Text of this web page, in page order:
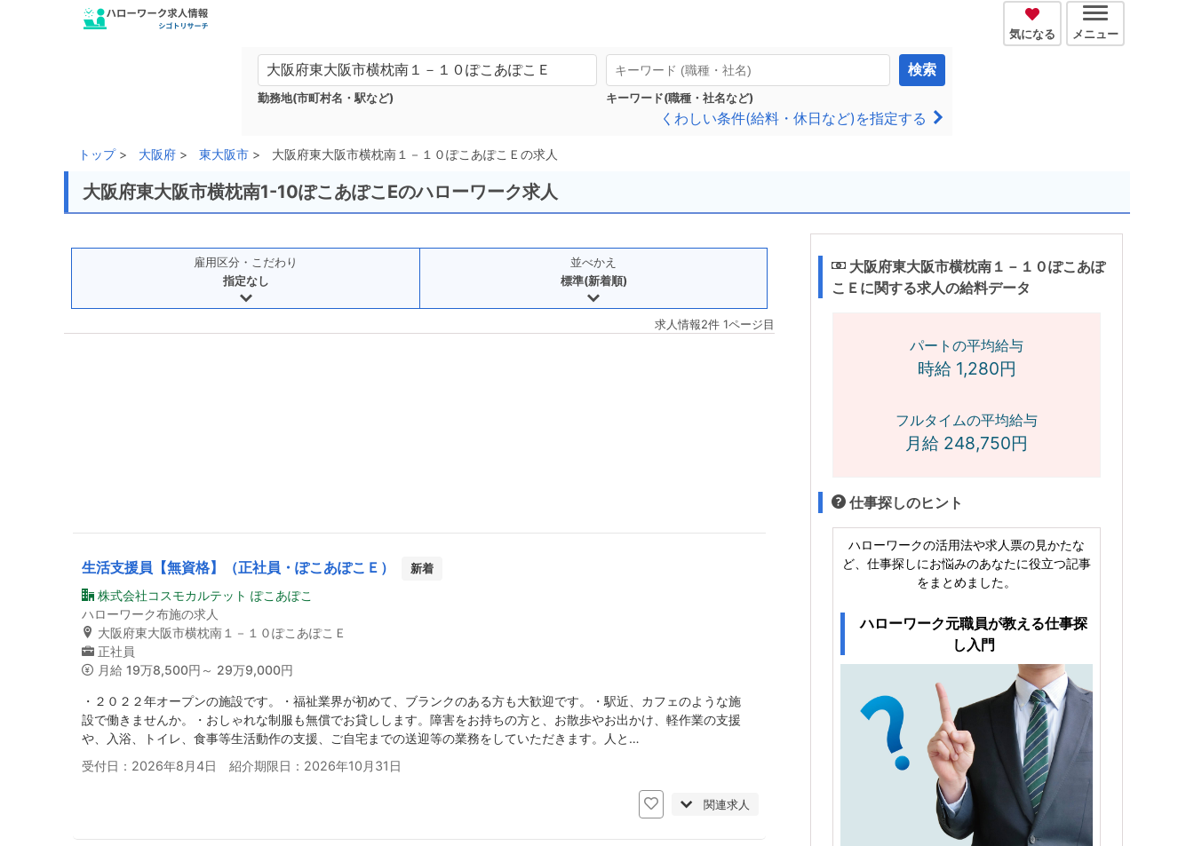
気になる メニュー
勤務地(市町村名・駅など) キーワード(職種・社名など)
検索
くわしい条件(給料・休日など)を指定する
トップ 大阪府 東大阪市 大阪府東大阪市横枕南１－１０ぽこあぽこＥの求人
大阪府東大阪市横枕南1-10ぽこあぽこEのハローワーク求人
雇用区分・こだわり
指定なし
並べかえ
標準(新着順)
求人情報2件 1ページ目
生活支援員【無資格】（正社員・ぽこあぽこＥ） 新着
株式会社コスモカルテット ぽこあぽこ
ハローワーク布施の求人
大阪府東大阪市横枕南１－１０ぽこあぽこＥ
正社員
月給 19万8,500円～ 29万9,000円
・２０２２年オープンの施設です。・福祉業界が初めて、ブランクのある方も大歓迎です。・駅近、カフェのような施
設で働きませんか。・おしゃれな制服も無償でお貸しします。障害をお持ちの方と、お散歩やお出かけ、軽作業の支援
や、入浴、トイレ、食事等生活動作の支援、ご自宅までの送迎等の業務をしていただきます。人と…
受付日：2026年8月4日 紹介期限日：2026年10月31日
関連求人
大阪府東大阪市横枕南１－１０ぽこあぽ
こＥに関する求人の給料データ
パートの平均給与
時給 1,280円
フルタイムの平均給与
月給 248,750円
仕事探しのヒント
ハローワークの活用法や求人票の見かたな
ど、仕事探しにお悩みのあなたに役立つ記事
をまとめました。
ハローワーク元職員が教える仕事探
し入門